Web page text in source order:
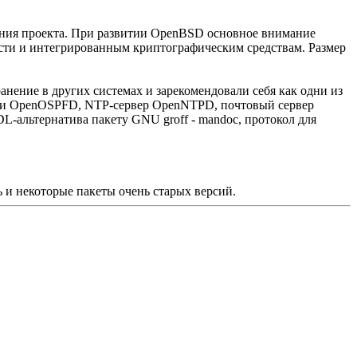
проекта. При развитии OpenBSD основное внимание
и интегрированным криптографическим средствам. Размер
в других системах и зарекомендовали себя как одни из
NTP-сервер OpenNTPD, почтовый сервер
альтернатива пакету GNU groff - mandoc, протокол для
и некоторые пакеты очень старых версий.